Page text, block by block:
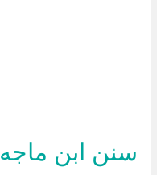
سنن ابن ماجه